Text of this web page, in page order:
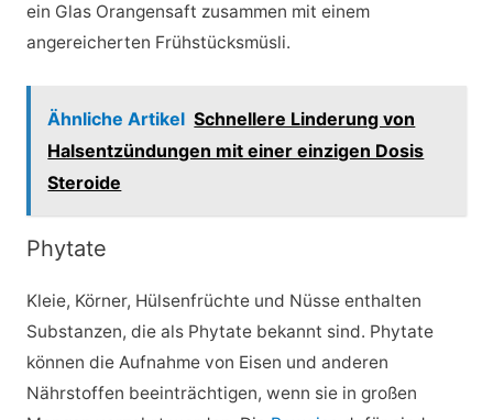
ein Glas Orangensaft zusammen mit einem
angereicherten Frühstücksmüsli.
Ähnliche Artikel Schnellere Linderung von
Halsentzündungen mit einer einzigen Dosis
Steroide
Phytate
Kleie, Körner, Hülsenfrüchte und Nüsse enthalten
Substanzen, die als Phytate bekannt sind. Phytate
können die Aufnahme von Eisen und anderen
Nährstoffen beeinträchtigen, wenn sie in großen